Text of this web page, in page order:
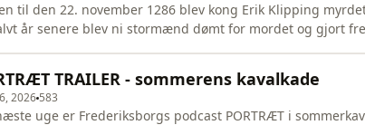
til den 22. november 1286 blev kong Erik Klipping
år senere blev ni stormænd dømt for mordet og gjort
sendeTRAILER - sommerens kavalkade
2026 583
uge er Frederiksborgs podcast PORTRÆT i